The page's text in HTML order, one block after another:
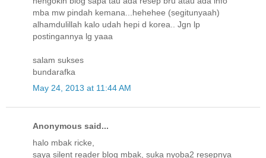
mba mw pindah kemana...hehehee (segitunyaah)
alhamdulillah kalo udah hepi d korea.. Jgn lp
postingannya lg yaaa
salam sukses
bundarafka
May 24, 2013 at 11:44 AM
Anonymous said...
halo mbak ricke,
saya silent reader blog mbak, suka nyoba2 resepnya